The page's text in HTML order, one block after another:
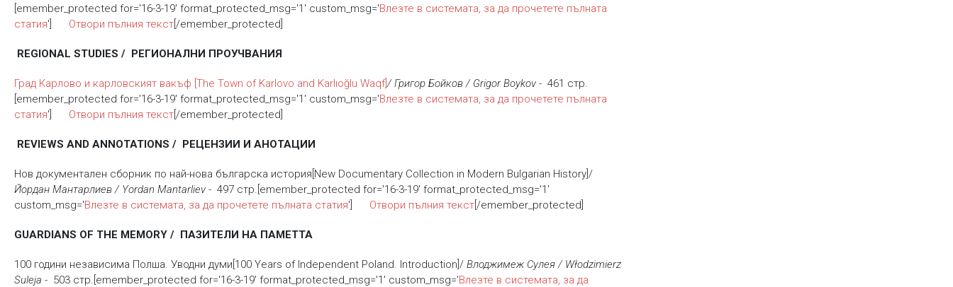
[emember_protected for='16-3-19' format_protected_msg='1' custom_msg='Влезте в системата, за да прочетете пълната
статия'] Отвори пълния текст[/emember_protected]
REGIONAL STUDIES / РЕГИОНАЛНИ ПРОУЧВАНИЯ
Град Карлово и карловският вакъф [The Town of Karlovo and Karlıoğlu Waqf]/ Григор Бойков / Grigor Boykov - 461 стр.
[emember_protected for='16-3-19' format_protected_msg='1' custom_msg='Влезте в системата, за да прочетете пълната
статия'] Отвори пълния текст[/emember_protected]
REVIEWS AND ANNOTATIONS / РЕЦЕНЗИИ И АНОТАЦИИ
Нов документален сборник по най-нова българска история[New Documentary Collection in Modern Bulgarian History]/
Йордан Мантарлиев / Yordan Mantarliev- 497 стр.[emember_protected for='16-3-19' format_protected_msg='1'
custom_msg='Влезте в системата, за да прочетете пълната статия'] Отвори пълния текст[/emember_protected]
GUARDIANS OF THE MEMORY / ПАЗИТЕЛИ НА ПАМЕТТА
100 години независима Полша. Уводни думи[100 Years of Independent Poland. Introduction]/ Влоджимеж Сулея / Włodzimierz
Suleja - 503 стр.[emember_protected for='16-3-19' format_protected_msg='1' custom_msg='Влезте в системата, за да